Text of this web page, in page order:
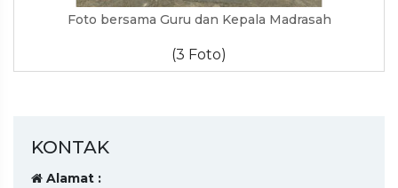
Foto bersama Guru dan Kepala Madrasah
(3 Foto)
KONTAK
Alamat :